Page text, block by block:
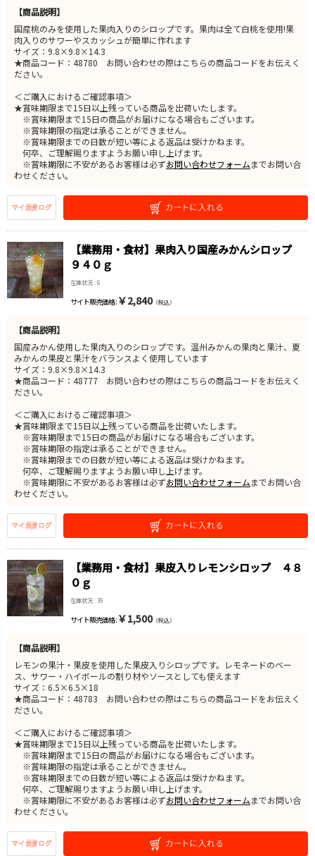
【商品説明】
国産桃のみを使用した果肉入りのシロップです。果肉は全て白桃を使用!果
肉入りのサワーやスカッシュが簡単に作れます
サイズ：9.8×9.8×14.3
★商品コード：48780 お問い合わせの際はこちらの商品コードをお伝えく
ださい。
＜ご購入におけるご確認事項＞
★賞味期限まで15日以上残っている商品を出荷いたします。
※賞味期限まで15日の商品がお届けになる場合もございます。
※賞味期限の指定は承ることができません。
※賞味期限までの日数が短い等による返品は受けかねます。
何卒、ご理解賜りますようお願い申し上げます。
※賞味期限に不安があるお客様は必ずお問い合わせフォームまでお問い合
わせください。
【業務用・食材】果肉入り国産みかんシロップ
９４０ｇ
在庫状況 : 6
サイト販売価格 : ￥2,840（税込）
【商品説明】
国産みかん使用した果肉入りのシロップです。温州みかんの果肉と果汁、夏
みかんの果皮と果汁をバランスよく使用しています
サイズ：9.8×9.8×14.3
★商品コード：48777 お問い合わせの際はこちらの商品コードをお伝えく
ださい。
＜ご購入におけるご確認事項＞
★賞味期限まで15日以上残っている商品を出荷いたします。
※賞味期限まで15日の商品がお届けになる場合もございます。
※賞味期限の指定は承ることができません。
※賞味期限までの日数が短い等による返品は受けかねます。
何卒、ご理解賜りますようお願い申し上げます。
※賞味期限に不安があるお客様は必ずお問い合わせフォームまでお問い合
わせください。
【業務用・食材】果皮入りレモンシロップ ４８
０ｇ
在庫状況 : 39
サイト販売価格 : ￥1,500（税込）
【商品説明】
レモンの果汁・果皮を使用した果皮入りシロップです。レモネードのベー
ス、サワー・ハイボールの割り材やソースとしても使えます
サイズ：6.5×6.5×18
★商品コード：48783 お問い合わせの際はこちらの商品コードをお伝えく
ださい。
＜ご購入におけるご確認事項＞
★賞味期限まで15日以上残っている商品を出荷いたします。
※賞味期限まで15日の商品がお届けになる場合もございます。
※賞味期限の指定は承ることができません。
※賞味期限までの日数が短い等による返品は受けかねます。
何卒、ご理解賜りますようお願い申し上げます。
※賞味期限に不安があるお客様は必ずお問い合わせフォームまでお問い合
わせください。